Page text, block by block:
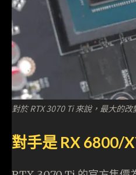
對於 RTX 3070 Ti 來說，最大的
對手是 RX 6800/